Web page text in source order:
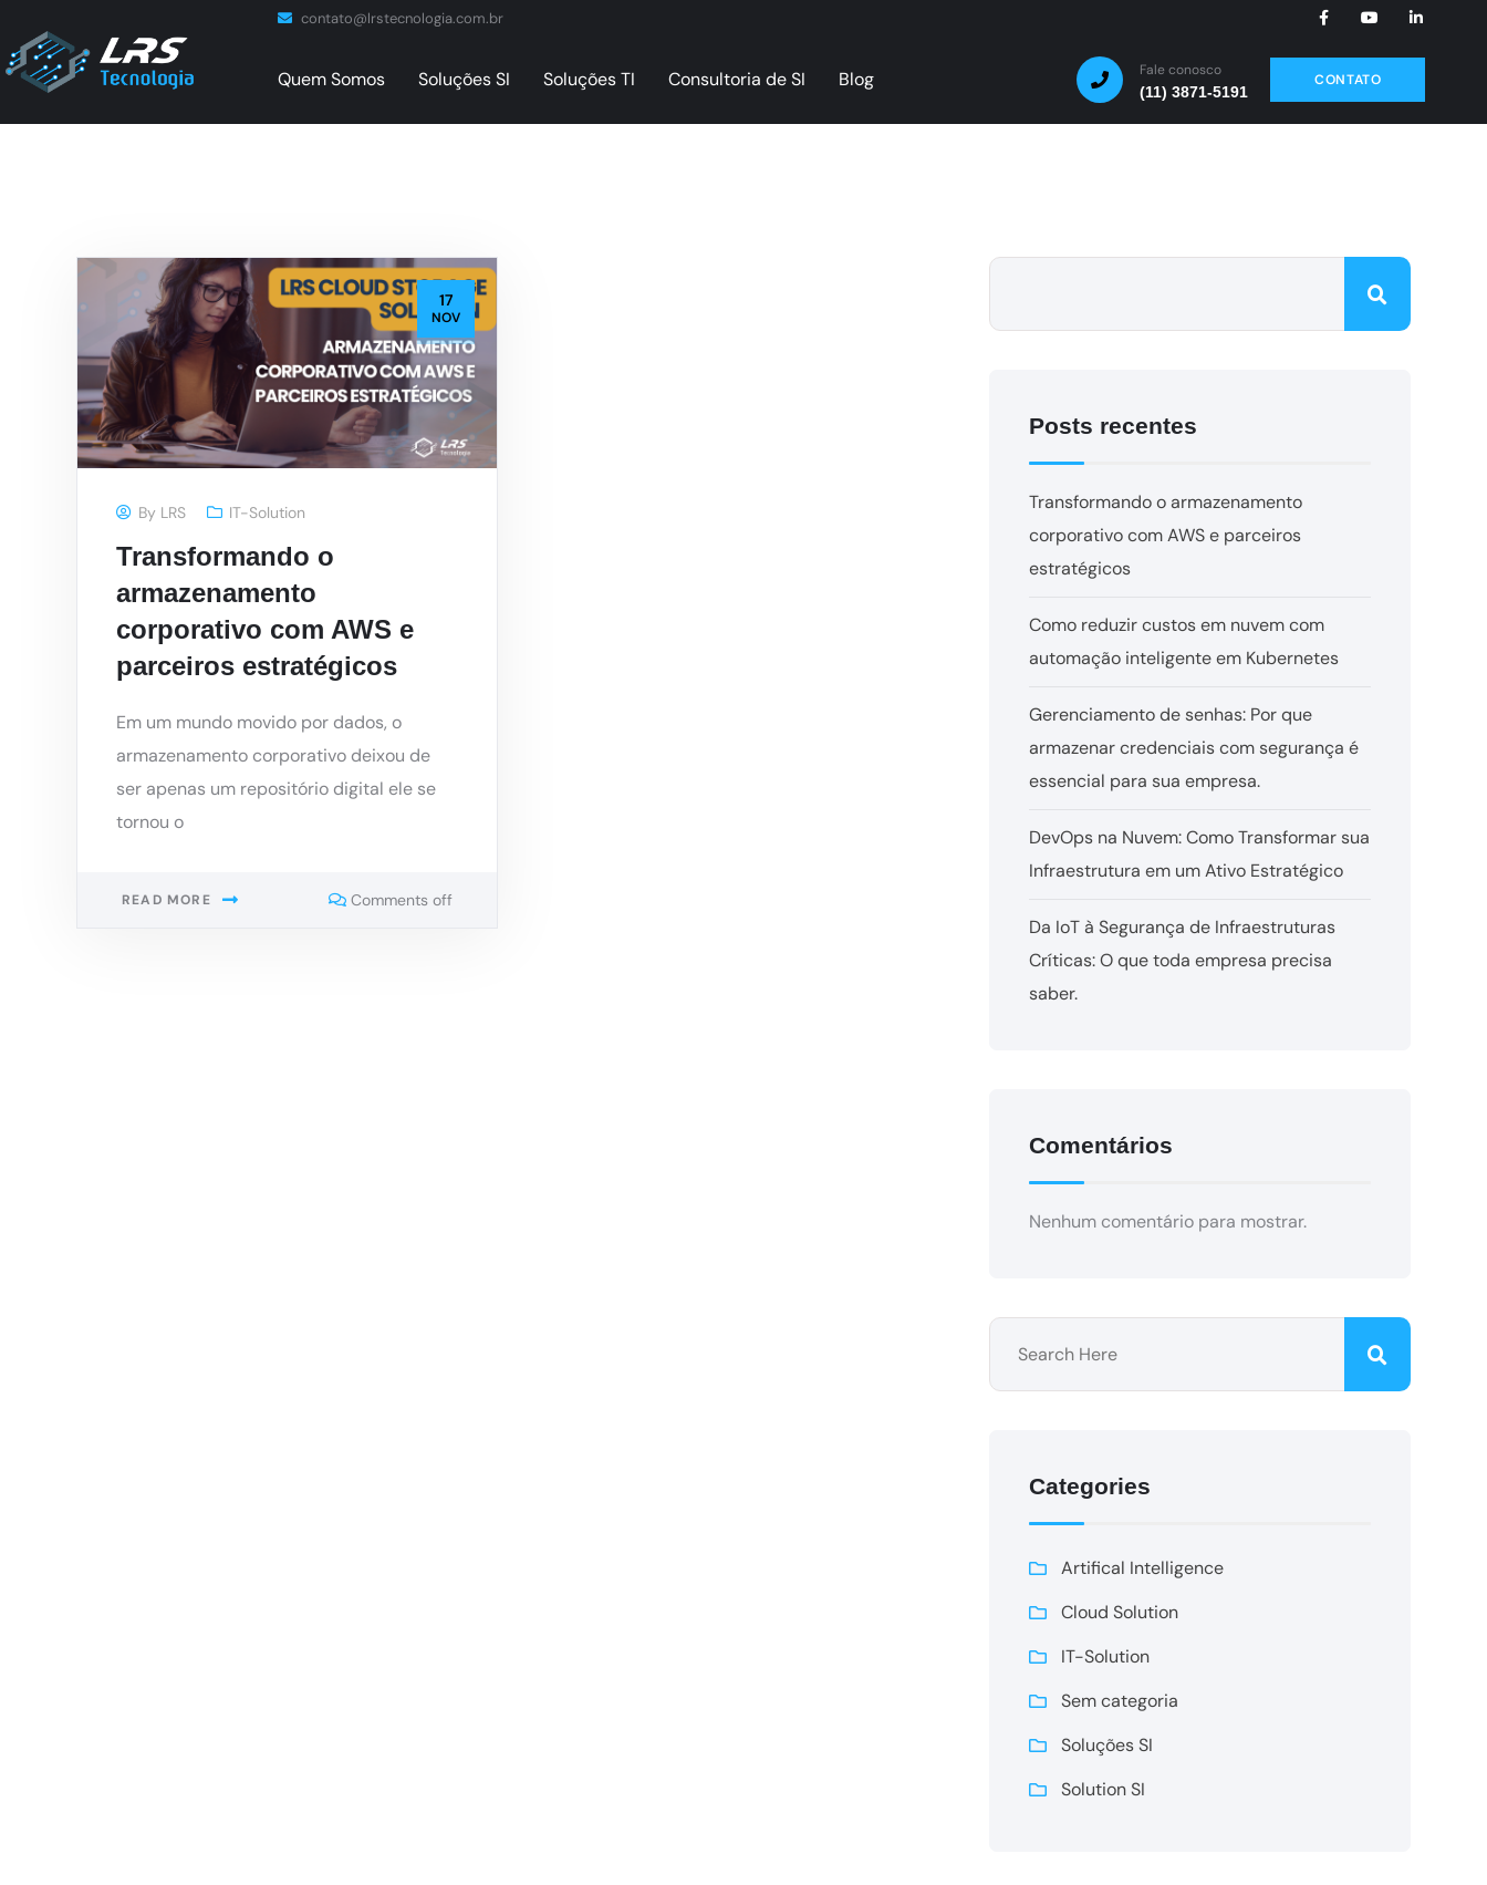
contato@lrstecnologia.com.br
Quem Somos Soluções SI Soluções TI Consultoria de SI Blog
Fale conosco
(11) 3871-5191
CONTATO
17
NOV
By LRS IT-Solution
Transformando o
armazenamento
corporativo com AWS e
parceiros estratégicos
Em um mundo movido por dados, o
armazenamento corporativo deixou de
ser apenas um repositório digital ele se
tornou o
READ MORE Comments off
Posts recentes
Transformando o armazenamento
corporativo com AWS e parceiros
estratégicos
Como reduzir custos em nuvem com
automação inteligente em Kubernetes
Gerenciamento de senhas: Por que
armazenar credenciais com segurança é
essencial para sua empresa.
DevOps na Nuvem: Como Transformar sua
Infraestrutura em um Ativo Estratégico
Da IoT à Segurança de Infraestruturas
Críticas: O que toda empresa precisa
saber.
Comentários
Nenhum comentário para mostrar.
Categories
Artifical Intelligence
Cloud Solution
IT-Solution
Sem categoria
Soluções SI
Solution SI